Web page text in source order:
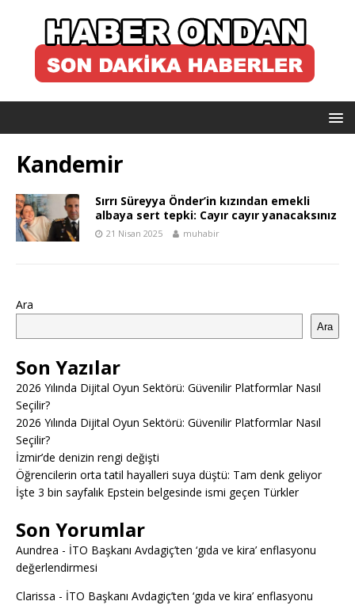
Kandemir
Sırrı Süreyya Önder’in kızından emekli
albaya sert tepki: Cayır cayır yanacaksınız
21 Nisan 2025 muhabir
Ara
Ara
Son Yazılar
2026 Yılında Dijital Oyun Sektörü: Güvenilir Platformlar Nasıl
Seçilir?
2026 Yılında Dijital Oyun Sektörü: Güvenilir Platformlar Nasıl
Seçilir?
İzmir’de denizin rengi değişti
Öğrencilerin orta tatil hayalleri suya düştü: Tam denk geliyor
İşte 3 bin sayfalık Epstein belgesinde ismi geçen Türkler
Son Yorumlar
Aundrea - İTO Başkanı Avdagiç’ten ‘gıda ve kira’ enflasyonu
değerlendirmesi
Clarissa - İTO Başkanı Avdagiç’ten ‘gıda ve kira’ enflasyonu